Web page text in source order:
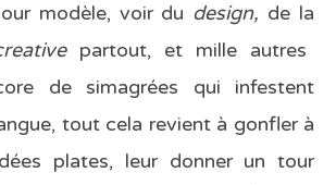
modèle, voir du design, de la
partout, et mille autres
de simagrées qui infestent
tout cela revient à gonfler à
plates, leur donner un tour